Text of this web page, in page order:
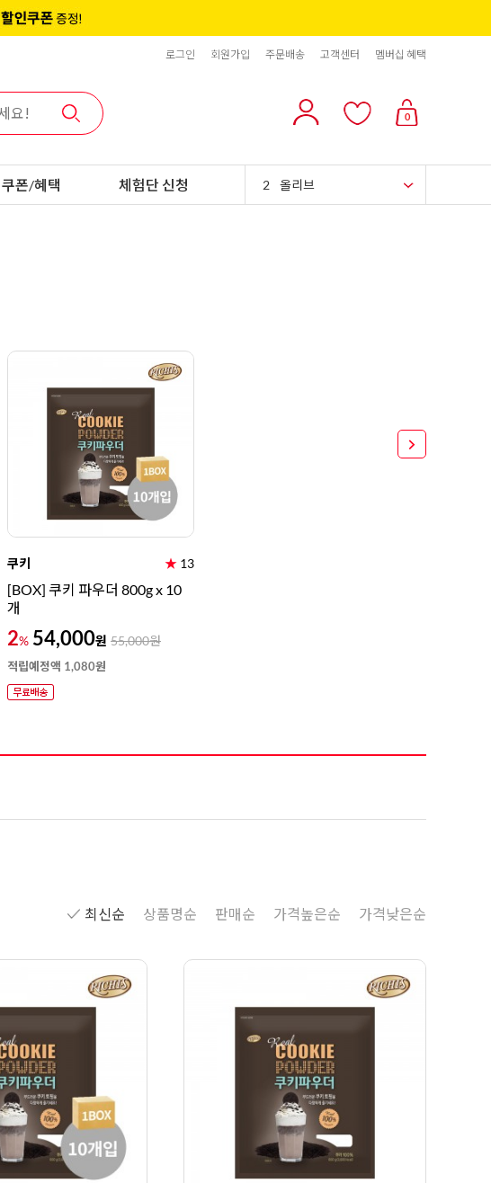
로그인 회원가입 주문배송 고객센터 멤버십 혜택
0
쿠폰/혜택 체험단 신청
리치스 올리브
2 올리브
쿠키 ★ 13
[BOX] 쿠키 파우더 800g x 10
개
2% 54,000원 55,000원
적립예정액 1,080원
최신순 상품명순 판매순 가격높은순 가격낮은순